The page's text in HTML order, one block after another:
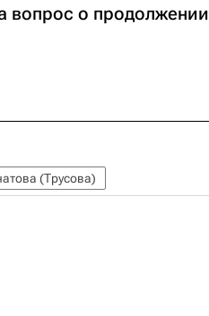
вопрос о продолжении
(Трусова)